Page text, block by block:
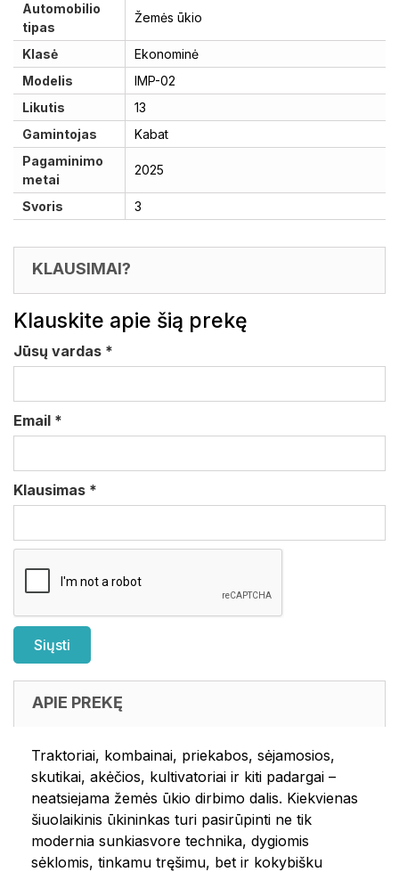
Automobilio
tipas
Žemės ūkio
Klasė
Ekonominė
Modelis
IMP-02
Likutis
13
Gamintojas
Kabat
Pagaminimo
metai
2025
Svoris 3
KLAUSIMAI?
Klauskite apie šią prekę
Jūsų vardas *
Email *
Klausimas *
APIE PREKĘ
Traktoriai, kombainai, priekabos, sėjamosios,
skutikai, akėčios, kultivatoriai ir kiti padargai –
neatsiejama žemės ūkio dirbimo dalis. Kiekvienas
šiuolaikinis ūkininkas turi pasirūpinti ne tik
modernia sunkiasvore technika, dygiomis
sėklomis, tinkamu tręšimu, bet ir kokybišku